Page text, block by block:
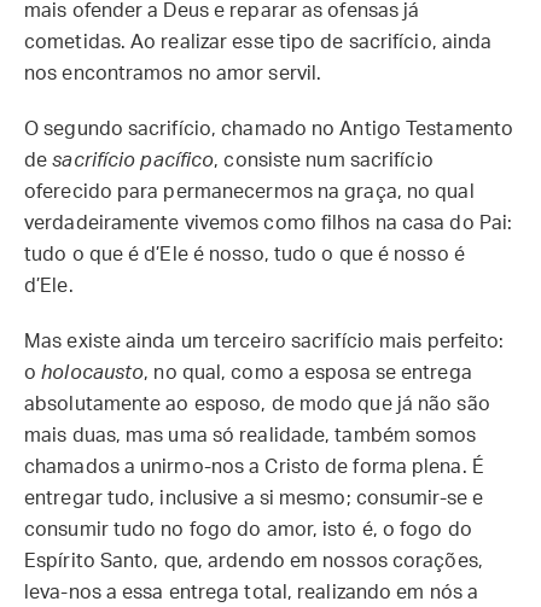
mais ofender a Deus e reparar as ofensas já
cometidas. Ao realizar esse tipo de sacrifício, ainda
nos encontramos no amor servil.
O segundo sacrifício, chamado no Antigo Testamento
desacrifício pacífico, consiste num sacrifício
oferecido para permanecermos na graça, no qual
verdadeiramente vivemos como filhos na casa do Pai:
tudo o que é d’Ele é nosso, tudo o que é nosso é
d’Ele.
Mas existe ainda um terceiro sacrifício mais perfeito:
oholocausto, no qual, como a esposa se entrega
absolutamente ao esposo, de modo que já não são
mais duas, mas uma só realidade, também somos
chamados a unirmo-nos a Cristo de forma plena. É
entregar tudo, inclusive a si mesmo; consumir-se e
consumir tudo no fogo do amor, isto é, o fogo do
Espírito Santo, que, ardendo em nossos corações,
leva-nos a essa entrega total, realizando em nós a